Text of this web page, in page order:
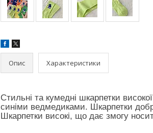
Опис Характеристики
Стильні та кумедні шкарпетки
синіми ведмедиками. Шкарпетки
Шкарпетки високі, що дає змогу